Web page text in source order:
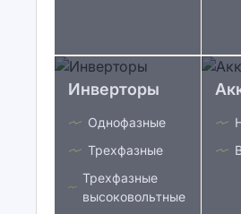
Инверторы
Однофазные
Трехфазные
Трехфазные
высоковольтные